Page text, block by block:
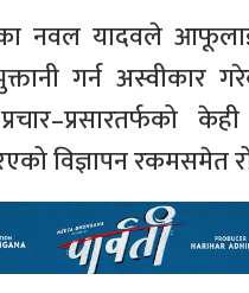
नवल यादवले
गर्न अस्वीकार
विज्ञापन रकमसमेत